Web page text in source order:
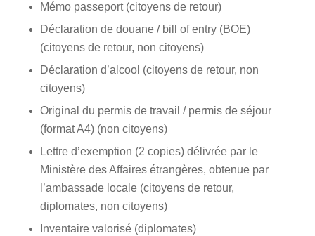
Mémo passeport (citoyens de retour)
Déclaration de douane / bill of entry (BOE)
(citoyens de retour, non citoyens)
Déclaration d’alcool (citoyens de retour, non
citoyens)
Original du permis de travail / permis de séjour
(format A4) (non citoyens)
Lettre d’exemption (2 copies) délivrée par le
Ministère des Affaires étrangères, obtenue par
l’ambassade locale (citoyens de retour,
diplomates, non citoyens)
Inventaire valorisé (diplomates)